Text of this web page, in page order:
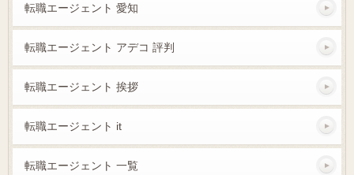
転職エージェント 愛知
転職エージェント アデコ 評判
転職エージェント 挨拶
転職エージェント it
転職エージェント 一覧